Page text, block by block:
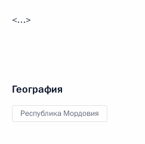
<…>
География
Республика Мордовия